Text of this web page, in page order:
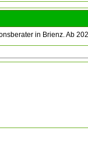
in Brienz. Ab